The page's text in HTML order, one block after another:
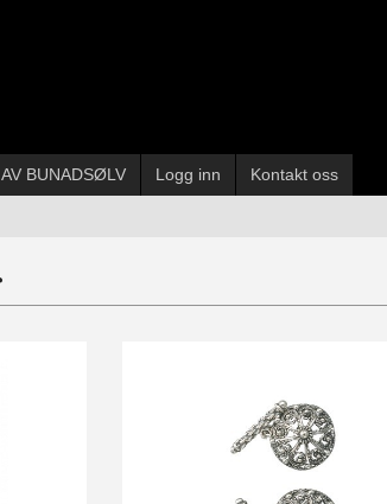
BUNADSØLV Logg inn Kontakt oss